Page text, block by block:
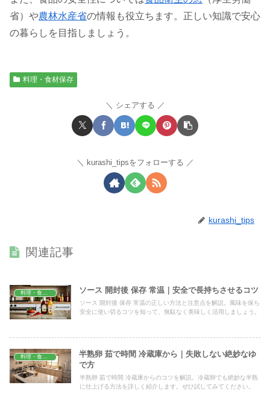
省）や農林水産省の情報も役立ちます。正しい知識で安心
の暮らしを目指しましょう。
料理・食材保存
シェアする
kurashi_tipsをフォローする
kurashi_tips
関連記事
料理・食材保存 ソース 開封後 保存 常温｜安全で長持ちさせるコツ
ソース 開封後 保存 常温の正しい方法と注意点を解説。風味を保ち
安全に使い切るコツを知って、無駄なく美味しく活用しましょう。
半熟卵 茹で時間 冷蔵庫から｜失敗しない絶妙なゆ
で方
半熟卵 茹で時間 冷蔵庫からのコツを解説。冷蔵卵でも絶妙な半熟
に仕上げる方法を詳しく紹介します。ぜひ試してみてください。